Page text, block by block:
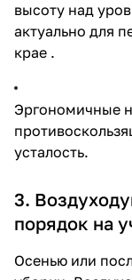
высоту над
актуально для
крае .
Эргономичные
усталость.
3.
порядок на
Осенью или